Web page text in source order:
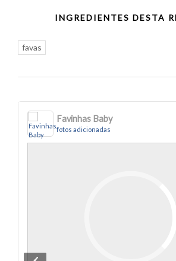
INGREDIENTES DESTA
favas
Favinhas Baby
fotos adicionadas